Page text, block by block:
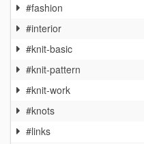
#fashion
#interior
#knit-basic
#knit-pattern
#knit-work
#knots
#links